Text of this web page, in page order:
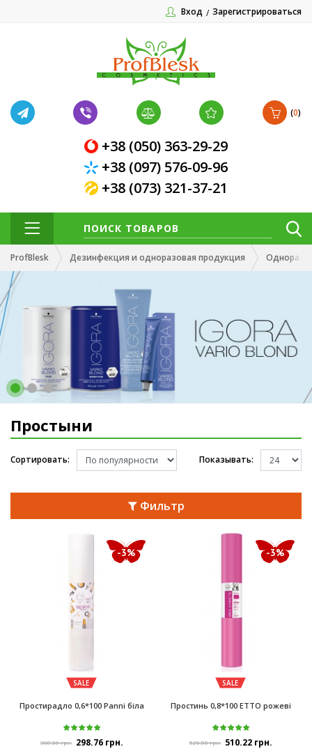
Вход Зарегистрироваться
(0)
+38 (050) 363-29-29
+38 (097) 576-09-96
+38 (073) 321-37-21
ProfBlesk Дезинфекция и одноразовая продукция
Простыни
Сортировать: Показывать:
Фильтр
-3%
SALE
Простирадло 0,6*100 Panni біла
308.00 грн. 298.76 грн.
-3%
SALE
Простинь 0,8*100 ETTO рожеві
526.00 грн. 510.22 грн.